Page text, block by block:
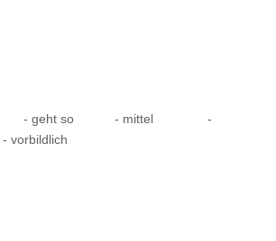
- geht so - mittel
-
- vorbildlich